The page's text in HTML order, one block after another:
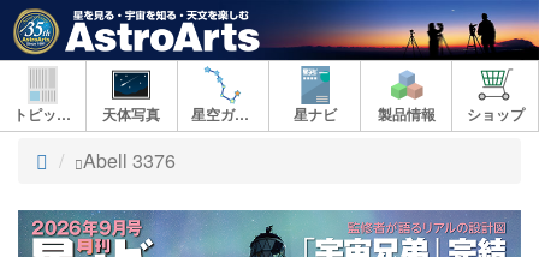
トピックス 天体写真 星空ガイド 星ナビ 製品情報 ショップ
ト
プ
Abell 3376